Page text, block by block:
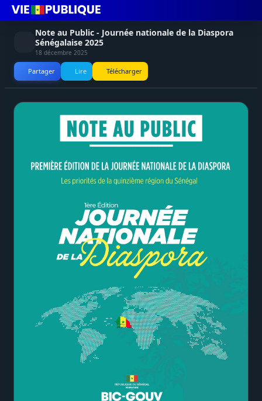
Note au Public - Journée nationale de la Diaspora
Sénégalaise 2025
18 décembre 2025
Partager Lire Télécharger